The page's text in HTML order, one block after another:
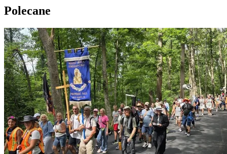
Polecane